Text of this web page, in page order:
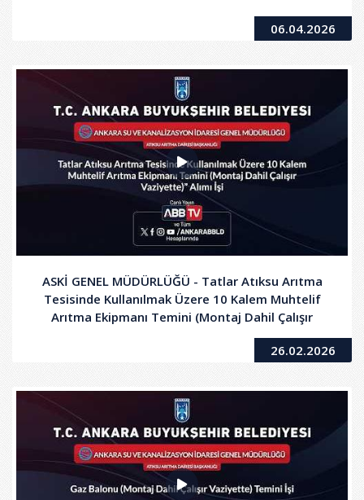
06.04.2026
ASKİ GENEL MÜDÜRLÜĞÜ - Tatlar Atıksu Arıtma
Tesisinde Kullanılmak Üzere 10 Kalem Muhtelif
Arıtma Ekipmanı Temini (Montaj Dahil Çalışır
26.02.2026